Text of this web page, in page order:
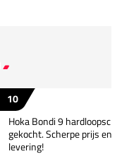
10
Hoka Bondi 9
gekocht. Scherpe prijs en
levering!